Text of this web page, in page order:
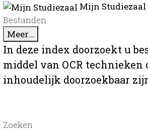
Mijn
Bestanden
Meer...
In deze index doorzoekt u
middel van OCR
inhoudelijk doorzoekbaar
Zoeken